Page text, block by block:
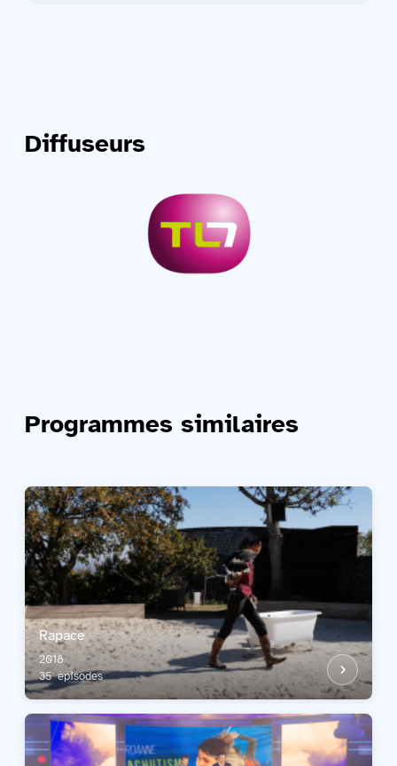
Diffuseurs
Programmes similaires
Rapace
2018
35' episodes